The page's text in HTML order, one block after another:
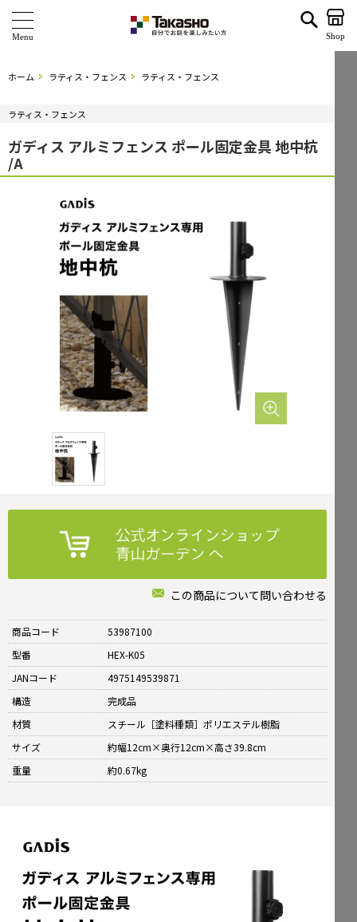
海外ブランド・シリーズ
特 集
ショールーム
企業情報
サポート
Mailform
メールでお問合せ
FAQ
よくお寄せいただくご質問
Tel.
受付時間 / 9:00-17:00（土日祝休み）
Shop
ホーム ラティス・フェンス ラティス・フェンス
ラティス・フェンス
ガディス アルミフェンス ポール固定金具 地中杭
/A
この商品について問い合わせる
商品コード
53987100
型番
HEX-K05
JANコード
4975149539871
構造
完成品
材質
スチール［塗料種類］ポリエステル樹脂
サイズ
約幅12cm×奥行12cm×高さ39.8cm
重量
約0.67kg